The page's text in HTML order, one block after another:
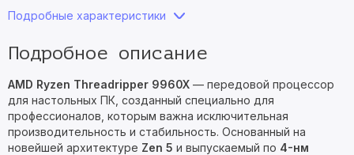
Подробные характеристики
Подробное описание
AMD Ryzen Threadripper 9960X — передовой процессор
для настольных ПК, созданный специально для
профессионалов, которым важна исключительная
производительность и стабильность. Основанный на
новейшей архитектуре Zen 5 и выпускаемый по 4-нм